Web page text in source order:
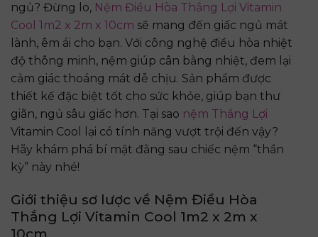
ngủ? Đừng lo, Nệm Điều Hòa Thắng Lợi Vitamin
Cool 1m2 x 2m x 10cm sẽ mang đến giấc ngủ mát
lành, êm ái cho bạn. Với công nghệ điều hòa nhiệt
độ thông minh, nệm giúp cân bằng nhiệt, đem lại
cảm giác thoáng mát dễ chịu. Sản phẩm được
thiết kế đặc biệt tốt cho sức khỏe, giúp bạn thư
giãn, ngủ sâu giấc hơn. Tại sao nệm Thắng Lợi
Vitamin Cool lại có tính năng vượt trội đến vậy?
Hãy khám phá bí mật đằng sau chiếc nệm “thần
kỳ” này nhé!
Giới thiệu sơ lược về Nệm Điều Hòa
Thắng Lợi Vitamin Cool 1m2 x 2m x
10cm